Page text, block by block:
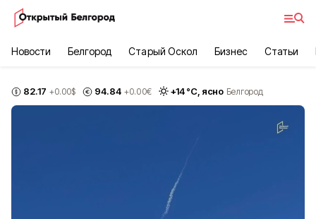
Новости Белгород Старый Оскол Бизнес Статьи
82.17 +0.00$ 94.84 +0.00€ +14°С, ясно Белгород